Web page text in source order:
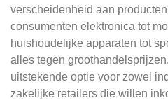
verscheidenheid aan
consumenten elektronica tot
huishoudelijke apparaten tot
alles tegen
uitstekende optie voor zowel
zakelijke retailers die willen